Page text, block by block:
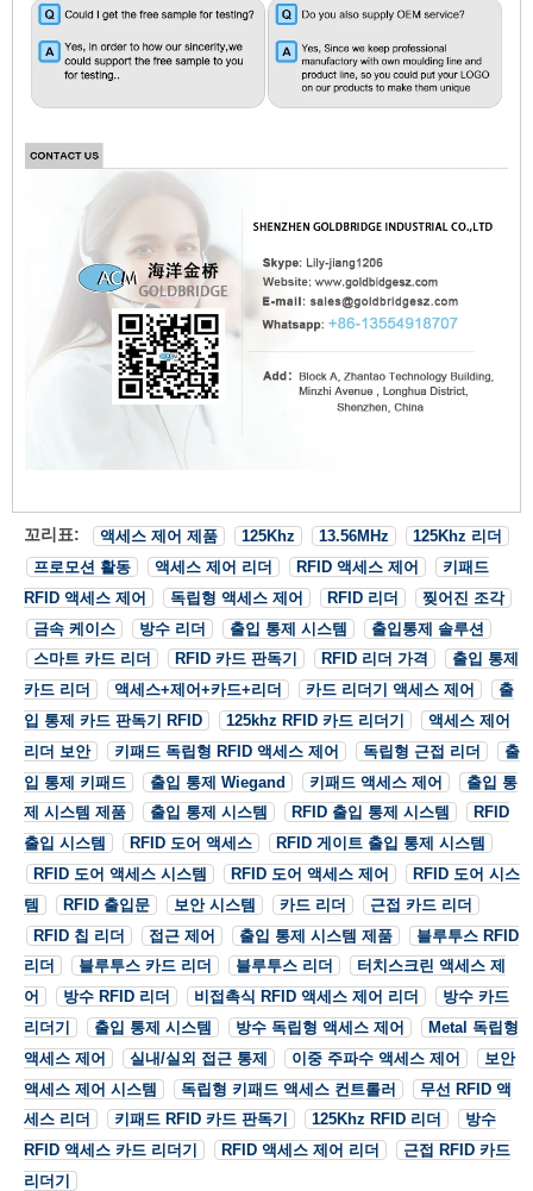
꼬리표: 액세스 제어 제품 125Khz 13.56MHz
125Khz 리더
프로모션 활동
액세스 제어 리더 RFID 액세스 제어
키패드
RFID 액세스 제어
독립형 액세스 제어 RFID 리더
찢어진 조각
금속 케이스
방수 리더 출입 통제 시스템
출입통제 솔루션
스마트 카드 리더
RFID 카드 판독기 RFID 리더 가격
출입 통제
카드 리더
액세스+제어+카드+리더 카드 리더기 액세스 제어
출
입 통제 카드 판독기 RFID
125khz RFID 카드 리더기
액세스 제어
리더 보안
키패드 독립형 RFID 액세스 제어 독립형 근접 리더
출
입 통제 키패드
출입 통제 Wiegand 키패드 액세스 제어
출입 통
제 시스템 제품
출입 통제 시스템 RFID 출입 통제 시스템
RFID
출입 시스템
RFID 도어 액세스
RFID 게이트 출입 통제 시스템
RFID 도어 액세스 시스템
RFID 도어 액세스 제어
RFID 도어 시스
템
RFID 출입문 보안 시스템 카드 리더
근접 카드 리더
RFID 칩 리더
접근 제어 출입 통제 시스템 제품
블루투스 RFID
리더
블루투스 카드 리더 블루투스 리더
터치스크린 액세스 제
어
방수 RFID 리더 비접촉식 RFID 액세스 제어 리더
방수 카드
리더기
출입 통제 시스템 방수 독립형 액세스 제어
Metal 독립형
액세스 제어
실내/실외 접근 통제 이중 주파수 액세스 제어
보안
액세스 제어 시스템
독립형 키패드 액세스 컨트롤러
무선 RFID 액
세스 리더
키패드 RFID 카드 판독기 125Khz RFID 리더
방수
RFID 액세스 카드 리더기
RFID 액세스 제어 리더
근접 RFID 카드
리더기